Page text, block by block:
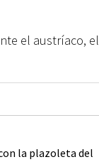
el austríaco, el
la plazoleta del